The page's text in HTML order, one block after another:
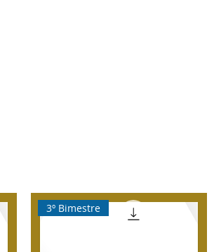
3º Bimestre